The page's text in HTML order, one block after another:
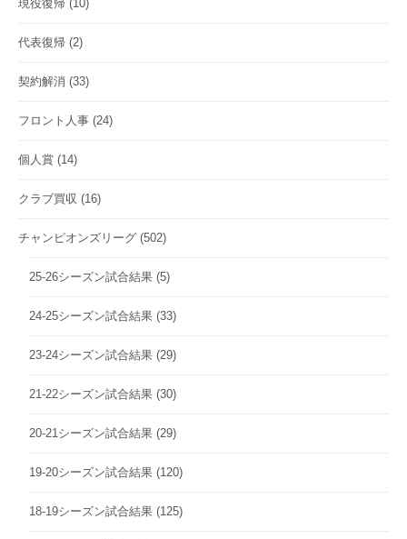
現役復帰 (10)
代表復帰 (2)
契約解消 (33)
フロント人事 (24)
個人賞 (14)
クラブ買収 (16)
チャンピオンズリーグ (502)
25-26シーズン試合結果 (5)
24-25シーズン試合結果 (33)
23-24シーズン試合結果 (29)
21-22シーズン試合結果 (30)
20-21シーズン試合結果 (29)
19-20シーズン試合結果 (120)
18-19シーズン試合結果 (125)